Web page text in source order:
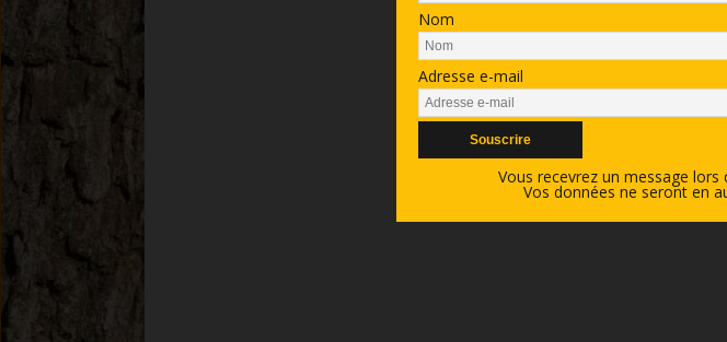
Nom
Adresse e-mail
Vous recevrez un message
Vos données ne seront en